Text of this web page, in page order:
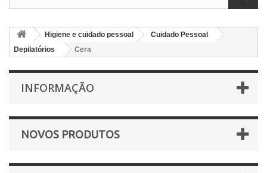
Higiene e cuidado pessoal
Cuidado Pessoal
Depilatórios
Cera
INFORMAÇÃO
NOVOS PRODUTOS